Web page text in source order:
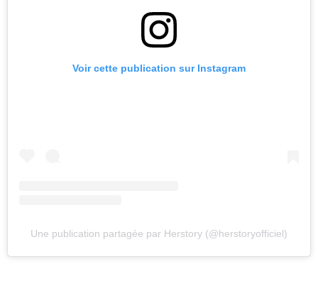
Voir cette publication sur Instagram
Une publication partagée par Herstory (@herstoryofficiel)